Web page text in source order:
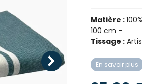
Matière :10
100 cm -
Tissage :
En savoir plus